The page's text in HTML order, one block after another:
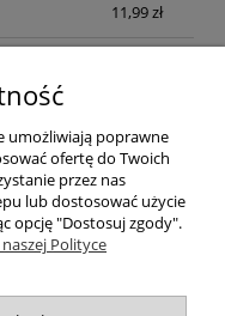
11,99 zł
umożliwiają poprawne
ofertę do Twoich
przez nas
lub dostosować użycie
opcję "Dostosuj zgody".
Polityce